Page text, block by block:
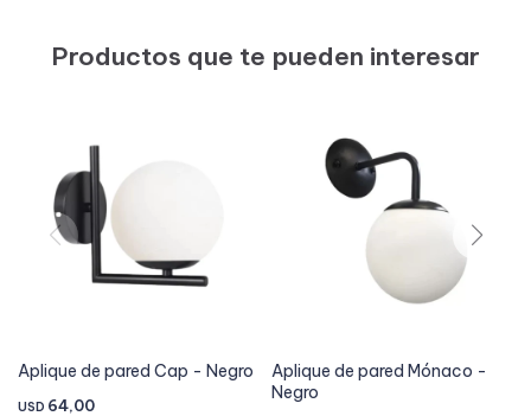
Productos que te pueden interesar
Aplique de pared Cap - Negro
USD 64,00
Aplique de pared Mónaco -
Negro